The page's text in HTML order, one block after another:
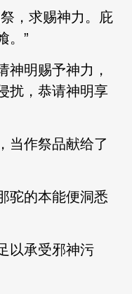
，求赐神力。庇
。”
明赐予神力，
扰，恭请神明享
作祭品献给了
的本能便洞悉
承受邪神污